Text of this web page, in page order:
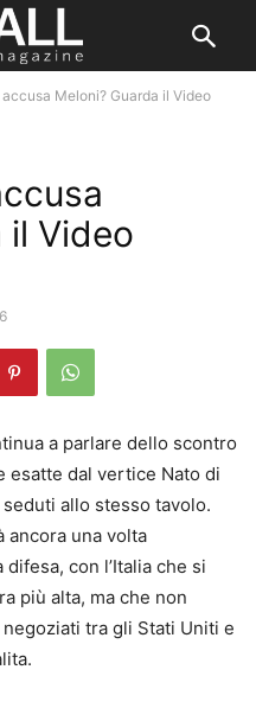
Meloni? Guarda il Video
il Video
a parlare dello scontro
esatte dal vertice Nato di
allo stesso tavolo.
ancora una volta
con l’Italia che si
più alta, ma che non
tra gli Stati Uniti e